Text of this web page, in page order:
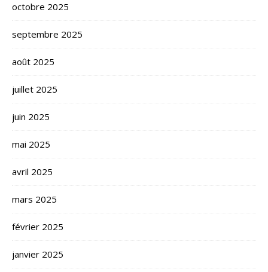
octobre 2025
septembre 2025
août 2025
juillet 2025
juin 2025
mai 2025
avril 2025
mars 2025
février 2025
janvier 2025